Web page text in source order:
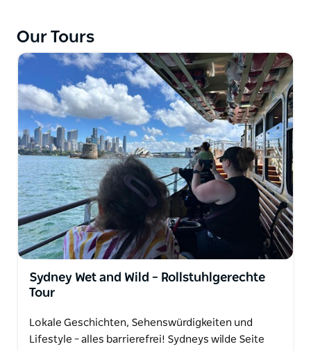
The Rocks, bewundern Sie das ikonische Opernhaus
von Sydney und genießen Sie den
atemberaubenden Blick auf den Hafen – alles
ebenerdig und mit einem privaten Guide, der genau
weiß, wo es langgeht und was er zu erzählen hat.
Unterwegs teilt er verborgene Geschichten der
Stadt, Geheimtipps und Insiderwissen mit Ihnen,
das Sie in keinem Reiseführer finden.
Und vor dieser ikonischen Kulisse sorgt Ihr Guide
dafür, dass die Fotos ihr gerecht werden –
Erinnerungen, die Sie noch lange nach Ihrer
Our Tours
Sydney Wet and Wild – Rollstuhlgerechte
Tour
Lokale Geschichten, Sehenswürdigkeiten und
Lifestyle – alles barrierefrei! Sydneys wilde Seite